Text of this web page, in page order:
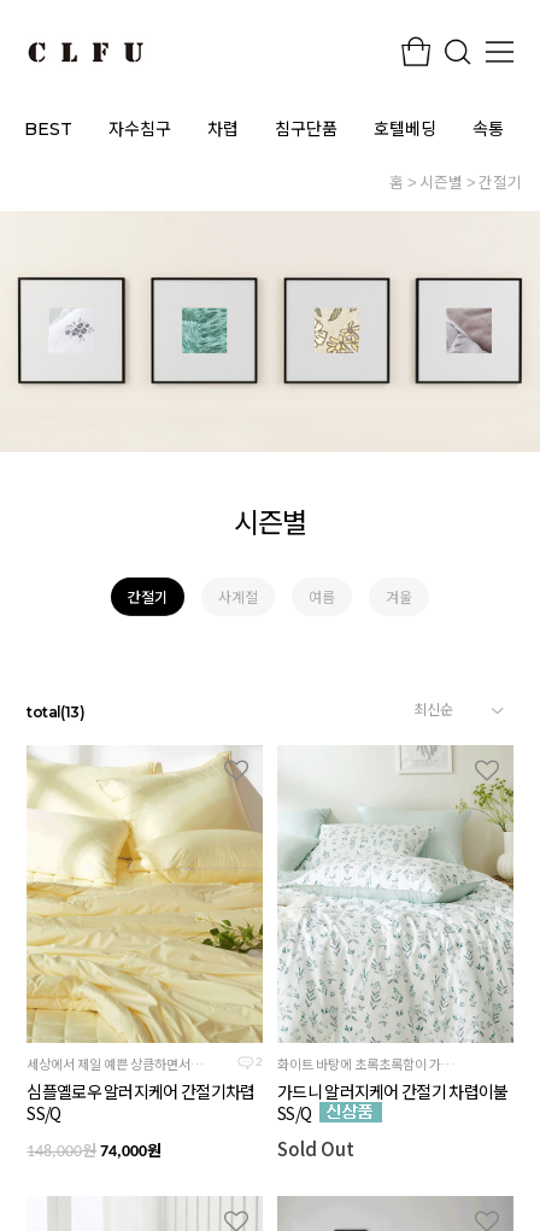
BEST 자수침구 차렵 침구단품 호텔베딩 속통
홈 시즌별 간절기
시즌별
간절기 사계절 여름 겨울
total (13)
2
세상에서 제일 예쁜 상큼하면서도 부드러운 노란색
심플옐로우 알러지케어 간절기차렵
SS/Q
148,000원74,000원
화이트 바탕에 초록초록함이 가득🌿
가드니 알러지케어 간절기 차렵이불
SS/Q
Sold Out